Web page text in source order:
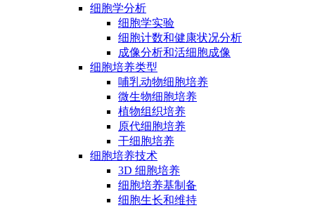
细胞学分析
细胞学实验
细胞计数和健康状况分析
成像分析和活细胞成像
细胞培养类型
哺乳动物细胞培养
微生物细胞培养
植物组织培养
原代细胞培养
干细胞培养
细胞培养技术
3D 细胞培养
细胞培养基制备
细胞生长和维持